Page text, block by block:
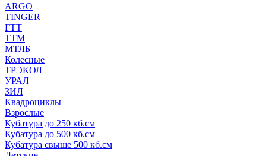
ARGO
TINGER
ГТТ
ТТМ
МТЛБ
Колесные
ТРЭКОЛ
УРАЛ
ЗИЛ
Квадроциклы
Взрослые
Кубатура до 250 кб.см
Кубатура до 500 кб.см
Кубатура свыше 500 кб.см